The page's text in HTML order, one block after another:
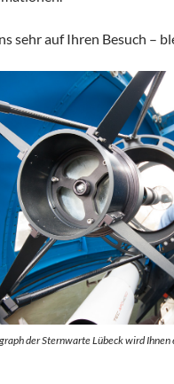
sehr auf Ihren Besuch –
der Sternwarte Lübeck wird Ihnen